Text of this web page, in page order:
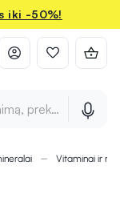
iki -50%!
prekės ženklą ir
Vitaminai ir